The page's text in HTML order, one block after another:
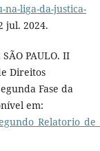
na-liga-da-justica-
jul. 2024.
SÃO PAULO. II
Direitos
Fase da
em: